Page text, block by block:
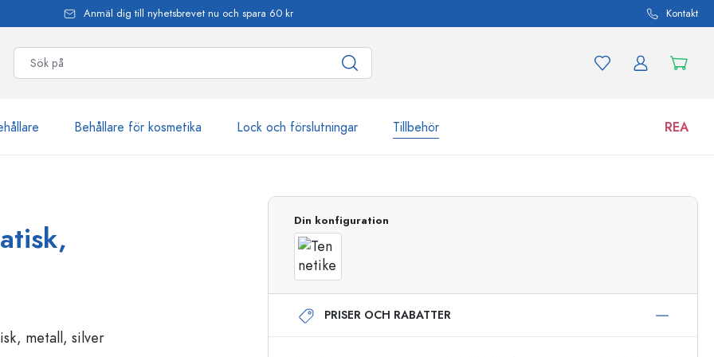
Anmäl dig till nyhetsbrevet nu och spara 60 kr Kontakt
Behållare för kosmetika Lock och förslutningar Tillbehör REA
Estal-flaskor
Sprayflaskor
Airless dispenser
Roll on-flaskor
Burkar
Din konfiguration
PRISER OCH RABATTER